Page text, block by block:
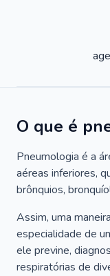
O que é
Pneumologia é a
aéreas inferiores,
brônquios,
Assim, uma
especialidade de
ele previne,
respiratórias de